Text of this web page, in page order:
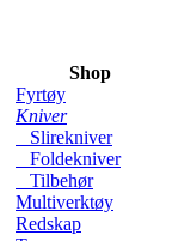
Shop
Fyrtøy
Kniver
Slirekniver
Foldekniver
Tilbehør
Multiverktøy
Redskap